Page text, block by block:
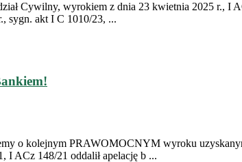
Cywilny, wyrokiem z dnia 23 kwietnia 2025 r., I
sygn. akt I C 1010/23, ...
o kolejnym PRAWOMOCNYM wyroku
I ACz 148/21 oddalił apelację b ...